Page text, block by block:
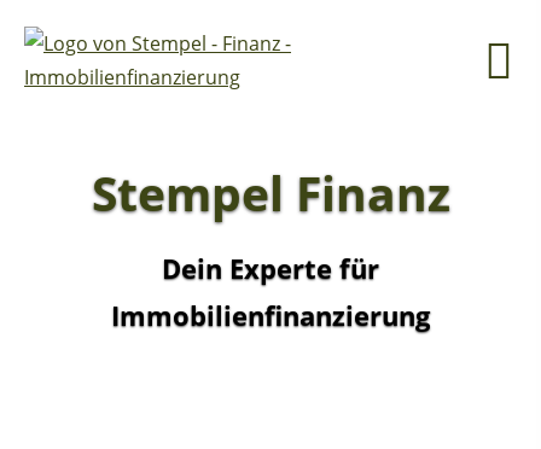
Stempel Finanz
Dein Experte für
Immobilienfinanzierung